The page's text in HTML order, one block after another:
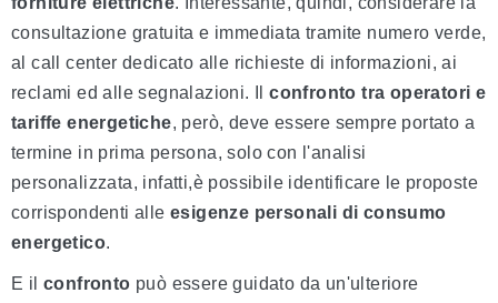
consultazione gratuita e immediata tramite numero verde,
al call center dedicato alle richieste di informazioni, ai
reclami ed alle segnalazioni. Ilconfronto tra operatori e
tariffe energetiche, però, deve essere sempre portato a
termine in prima persona, solo con l'analisi
personalizzata, infatti,è possibile identificare le proposte
corrispondenti alle esigenze personali di consumo
energetico.
E il confronto può essere guidato da un'ulteriore